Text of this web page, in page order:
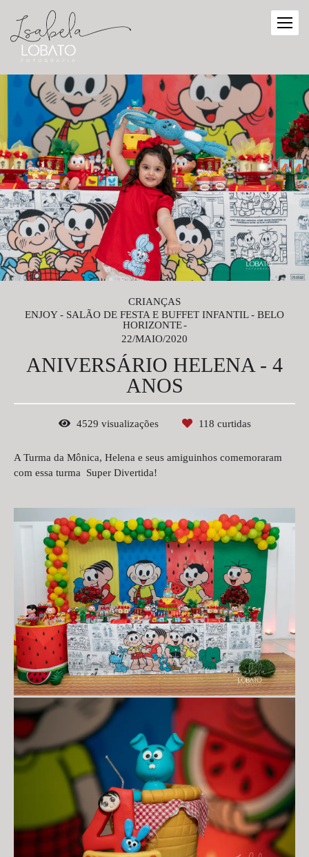
CRIANÇAS
ENJOY - SALÃO DE FESTA E BUFFET INFANTIL - BELO
HORIZONTE
22/MAIO/2020
ANIVERSÁRIO HELENA - 4
ANOS
4529 visualizações 118 curtidas
A Turma da Mônica, Helena e seus amiguinhos comemoraram
com essa turma Super Divertida!